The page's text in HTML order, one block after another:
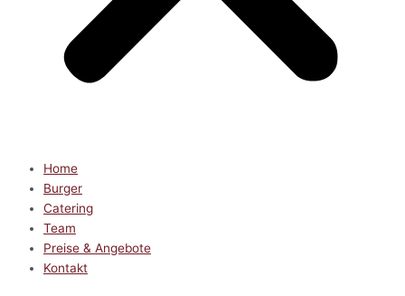
Home
Burger
Catering
Team
Preise & Angebote
Kontakt